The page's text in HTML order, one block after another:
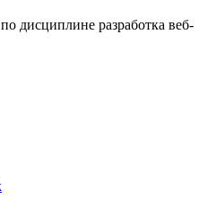
дисциплине разработка веб-